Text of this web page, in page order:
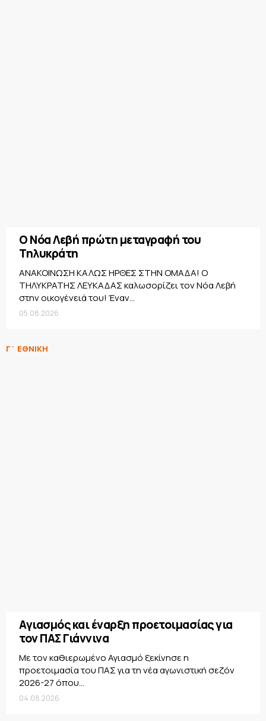
Ο Νόα Λεβή πρώτη μεταγραφή του
Τηλυκράτη
ΑΝΑΚΟΙΝΩΣΗ ΚΑΛΩΣ ΗΡΘΕΣ ΣΤΗΝ ΟΜΑΔΑ! Ο
ΤΗΛΥΚΡΑΤΗΣ ΛΕΥΚΑΔΑΣ καλωσορίζει τον Νόα Λεβή
στην οικογένειά του! Έναν...
05.08.2026
Γ΄ ΕΘΝΙΚΗ
Αγιασμός και έναρξη προετοιμασίας για
τον ΠΑΣ Γιάννινα
Με τον καθιερωμένο Αγιασμό ξεκίνησε η
προετοιμασία του ΠΑΣ για τη νέα αγωνιστική σεζόν
2026-27 όπου...
04.08.2026